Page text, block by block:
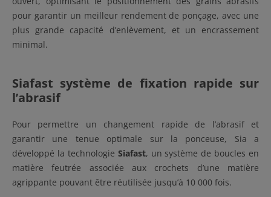
pour garantir un meilleur rendement de ponçage, avec une
plus grande capacité d’enlèvement, et un encrassement
minimal.
Siafast système de fixation rapide sur
l’abrasif
Pour permettre un changement rapide de l’abrasif et
garantir une tenue optimale sur la ponceuse, Sia a
développé la technologie Siafast, un système de boucles en
matière feutrée associée aux crochets d’une matière
agrippante pouvant être réutilisée jusqu’à 10 000 fois.